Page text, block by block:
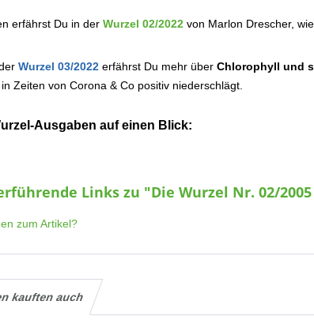
erfährst Du in der Wurzel 02/2022 von Marlon Drescher,
Wurzel 03/2022 erfährst Du mehr über Chlorophyll und
Zeiten von Corona & Co positiv niederschlägt.
Ausgaben auf einen Blick:
Links zu "Die Wurzel Nr. 02/
zum Artikel?
kauften auch